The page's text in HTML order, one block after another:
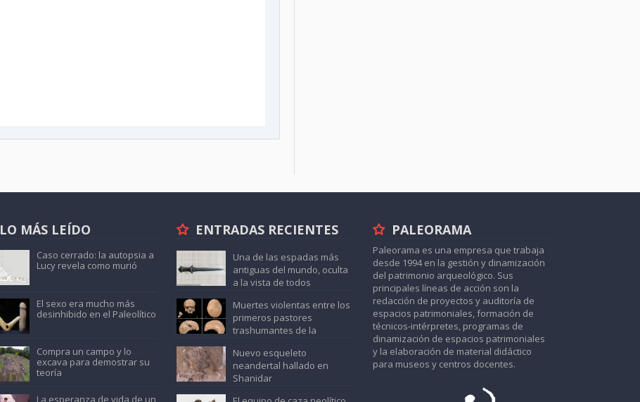
LO MÁS LEÍDO
Caso cerrado: la autopsia a
Lucy revela como murió
El sexo era mucho más
desinhibido en el Paleolítico
Compra un campo y lo
excava para demostrar su
teoría
La esperanza de vida de un
ENTRADAS RECIENTES
Una de las espadas más
antiguas del mundo, oculta
a la vista de todos
Muertes violentas entre los
primeros pastores
trashumantes de la
Nuevo esqueleto
neandertal hallado en
Shanidar
PALEORAMA
Paleorama es una empresa que trabaja
desde 1994 en la gestión y dinamización
del patrimonio arqueológico. Sus
principales líneas de acción son la
redacción de proyectos y auditoría de
espacios patrimoniales, formación de
técnicos-intérpretes, programas de
dinamización de espacios patrimoniales
y la elaboración de material didáctico
para museos y centros docentes.